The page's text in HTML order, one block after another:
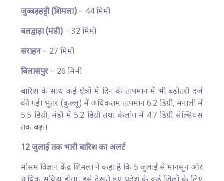
जुब्बड़हट्टी (शिमला) – 44 मिमी
बलद्वाड़ा (मंडी) – 32 मिमी
सराहन– 27 मिमी
बिलासपुर– 26 मिमी
बारिश के साथ कई क्षेत्रों में दिन के तापमान में भी बढ़ोतरी दर्ज
की गई। भुंतर (कुल्लू) में अधिकतम तापमान 6.2 डिग्री, मनाली में
5.5 डिग्री, मंडी में 5.2 डिग्री तथा केलांग में 4.7 डिग्री सेल्सियस
तक बढ़ा।
12 जुलाई तक भारी बारिश का अलर्ट
मौसम विज्ञान केंद्र शिमला ने कहा है कि 5 जुलाई से मानसून और